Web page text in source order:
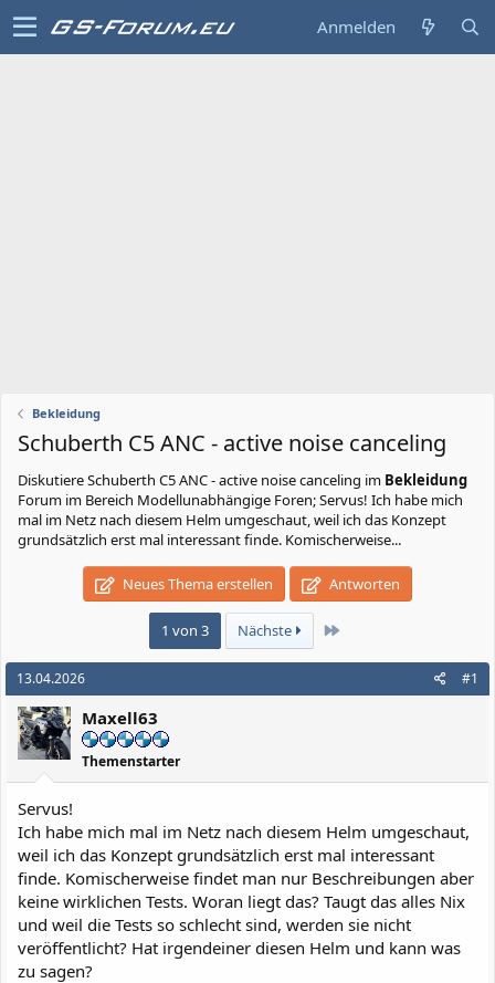
Anmelden
Bekleidung
Schuberth C5 ANC - active noise canceling
DiskutiereSchuberth C5 ANC - active noise canceling im Bekleidung
Forum im Bereich Modellunabhängige Foren; Servus! Ich habe mich
mal im Netz nach diesem Helm umgeschaut, weil ich das Konzept
grundsätzlich erst mal interessant finde. Komischerweise...
Neues Thema erstellen Antworten
1 von 3 Nächste Letzte
13.04.2026 #1
Maxell63
Themenstarter
Servus!
Ich habe mich mal im Netz nach diesem Helm umgeschaut,
weil ich das Konzept grundsätzlich erst mal interessant
finde. Komischerweise findet man nur Beschreibungen aber
keine wirklichen Tests. Woran liegt das? Taugt das alles Nix
und weil die Tests so schlecht sind, werden sie nicht
veröffentlicht? Hat irgendeiner diesen Helm und kann was
zu sagen?